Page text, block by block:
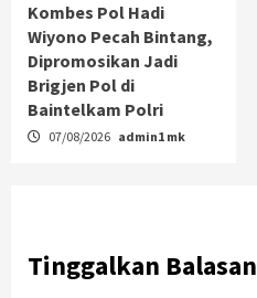
Kombes Pol Hadi
Wiyono Pecah Bintang,
Dipromosikan Jadi
Brigjen Pol di
Baintelkam Polri
07/08/2026 admin1 mk
Tinggalkan Balasan